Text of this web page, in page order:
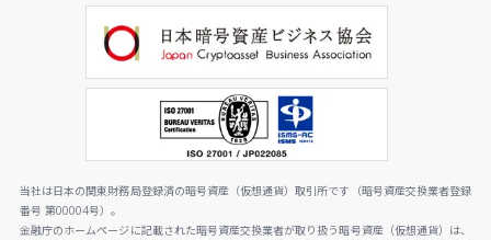
当社は日本の関東財務局登録済の暗号資産（仮想通貨）取引所です（暗号資産交換業者登録
番号 第00004号）。
金融庁のホームページに記載された暗号資産交換業者が取り扱う暗号資産（仮想通貨）は、